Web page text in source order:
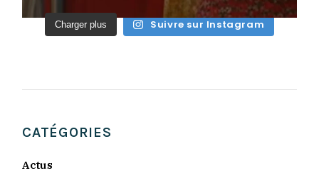
Charger plus Suivre sur Instagram
CATÉGORIES
Actus